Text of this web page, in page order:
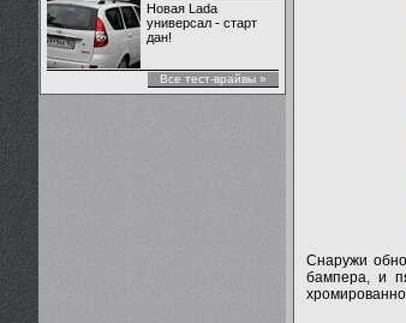
Новая Lada
универсал - старт
дан!
Все тест-врайвы »
Снаружи
бампера, и